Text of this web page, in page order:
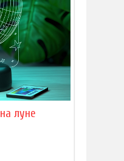
луне